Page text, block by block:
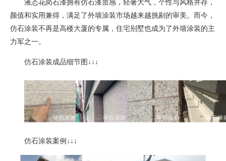
液态花岗石漆拥有仿石漆质感，轻奢大气，个性与风格并存，
颜值和实用兼得，满足了外墙涂装市场越来越挑剔的审美。而今，
仿石涂装不再是高楼大厦的专属，住宅别墅也成为了外墙涂装的主
力军之一。
仿石涂装成品细节图 ↓↓↓
仿石涂装案例 ↓↓↓